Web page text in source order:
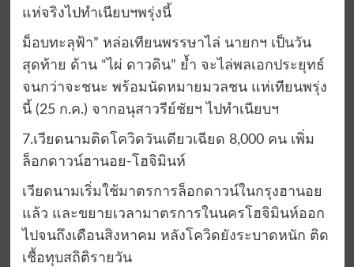
แห่จริงไปทำเนียบฯพรุ่งนี้
ม็อบทะลุฟ้า” หล่อเทียนพรรษาไล่ นายกฯ เป็นวัน
สุดท้าย ด้าน “ไผ่ ดาวดิน” ย้ำ จะไล่พลเอกประยุทธ์
จนกว่าจะชนะ พร้อมนัดหมายมวลชน แห่เทียนพรุ่ง
นี้ (25 ก.ค.) จากอนุสาวรีย์ชัยฯ ไปทำเนียบฯ
7.เวียดนามติดโควิดวันเดียวเฉียด 8,000 คน เพิ่ม
ล็อกดาวน์ฮานอย-โฮจิมินห์
เวียดนามเริ่มใช้มาตรการล็อกดาวน์ในกรุงฮานอย
แล้ว และขยายเวลามาตรการในนครโฮจิมินห์ออก
ไปจนถึงเดือนสิงหาคม หลังโควิดยังระบาดหนัก ติด
เชื้อทุบสถิติรายวัน